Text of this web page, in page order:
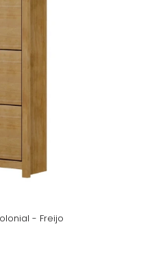
- Freijo